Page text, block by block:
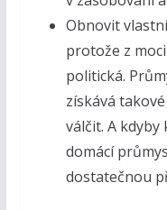
Obnovit
protože z
politická.
získává
válčit. A kdyby
domácí
dostatečnou